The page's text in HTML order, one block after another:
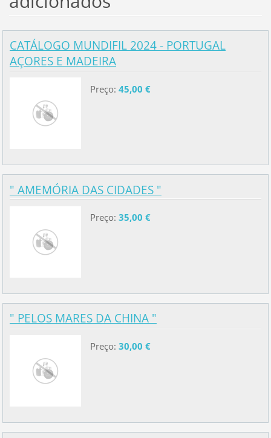
CATÁLOGO MUNDIFIL 2024 - PORTUGAL
AÇORES E MADEIRA
Preço: 45,00 €
" AMEMÓRIA DAS CIDADES "
Preço: 35,00 €
" PELOS MARES DA CHINA "
Preço: 30,00 €